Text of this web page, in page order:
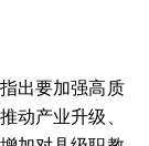
出要加强高质
动产业升级、